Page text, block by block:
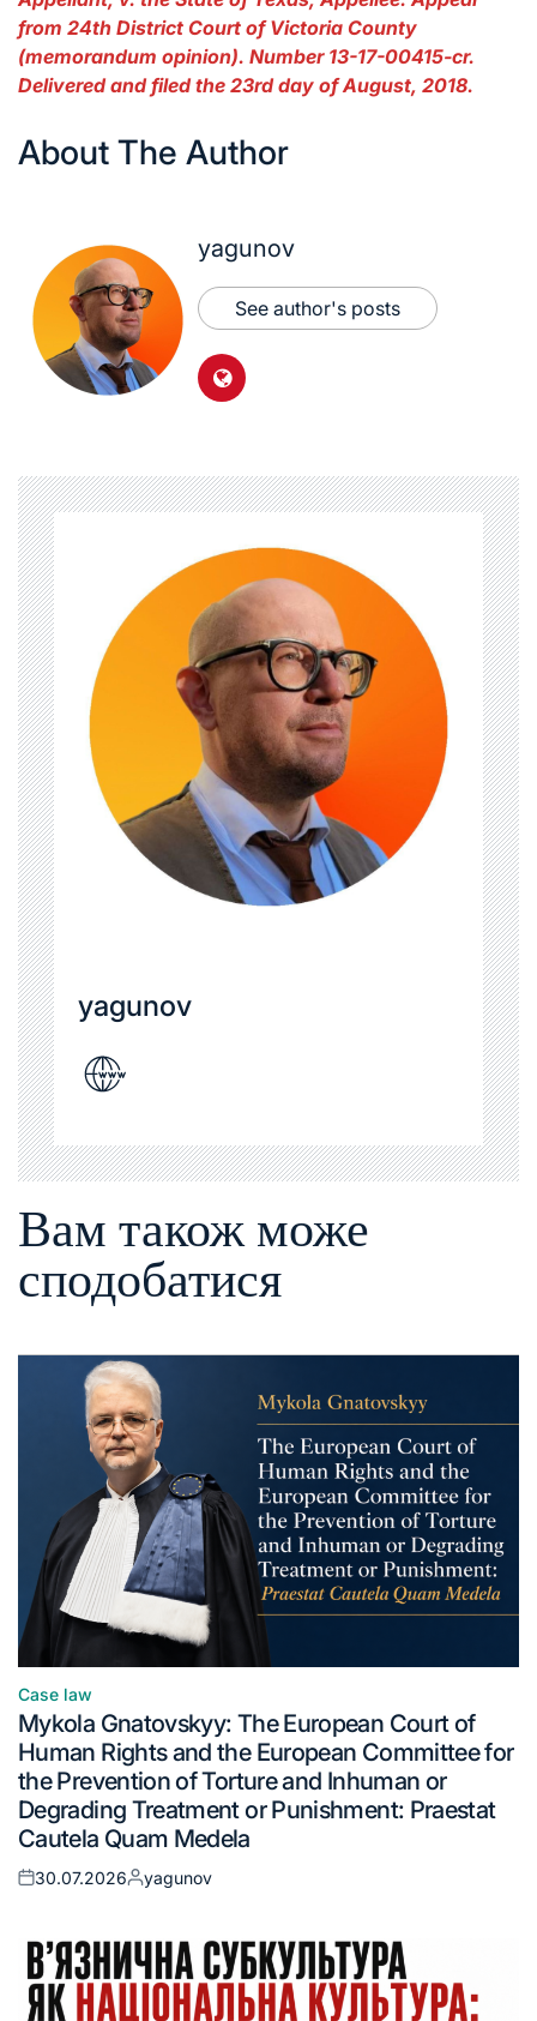
from 24th District Court of Victoria County
(memorandum opinion). Number 13-17-00415-cr.
Delivered and filed the 23rd day of August, 2018.
About The Author
yagunov
See author's posts
yagunov
Вам також може
сподобатися
Case law
Mykola Gnatovskyy: The European Court of
Human Rights and the European Committee for
the Prevention of Torture and Inhuman or
Degrading Treatment or Punishment: Praestat
Cautela Quam Medela
30.07.2026 yagunov